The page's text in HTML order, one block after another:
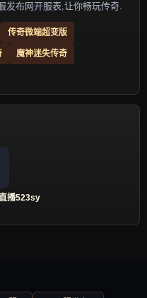
发布网开服表,让你畅玩传奇.
传奇微端超变版
魔神迷失传奇
播523sy